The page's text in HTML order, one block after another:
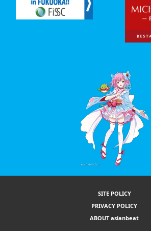
SITE POLICY
PRIVACY POLICY
ABOUT asianbeat